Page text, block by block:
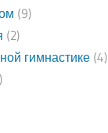
(9)
(2)
гимнастике(4)